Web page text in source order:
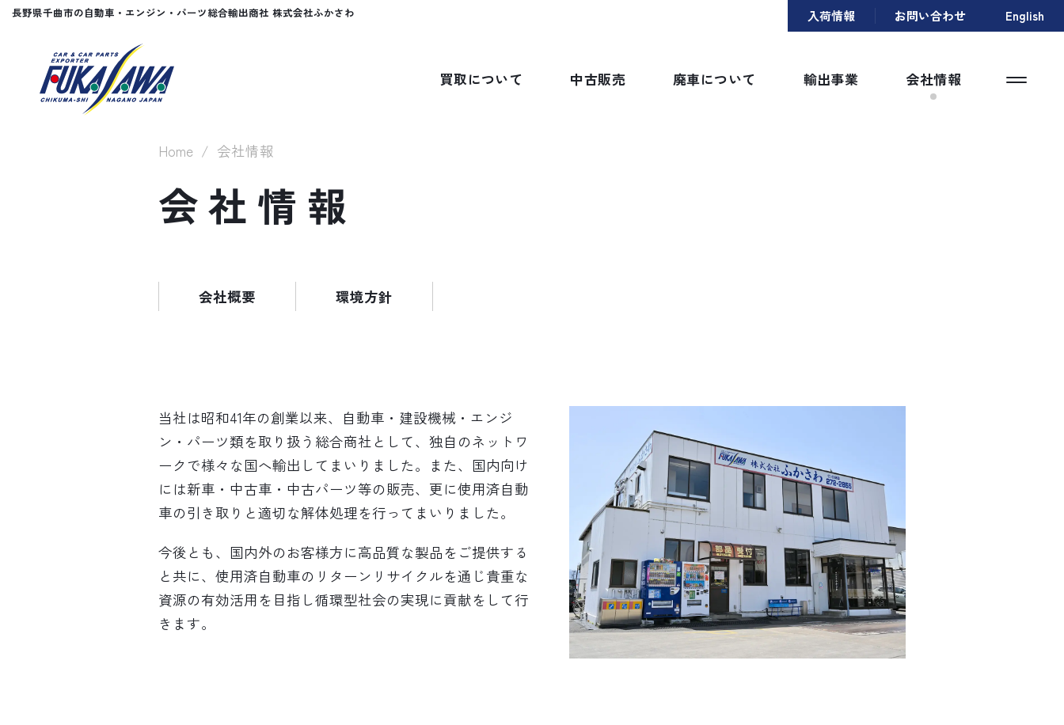
長野県千曲市の自動車・エンジン・パーツ総合輸出商社 株式会社ふかさわ 入荷情報 お問い合わせ English
買取について 中古販売 廃車について 輸出事業 会社情報
Home 会社情報
会社情報
会社概要 環境方針
当社は昭和41年の創業以来、自動車・建設機械・エンジ
ン・パーツ類を取り扱う総合商社として、独自のネットワ
ークで様々な国へ輸出してまいりました。また、国内向け
には新車・中古車・中古パーツ等の販売、更に使用済自動
車の引き取りと適切な解体処理を行ってまいりました。
今後とも、国内外のお客様方に高品質な製品をご提供する
と共に、使用済自動車のリターンリサイクルを通じ貴重な
資源の有効活用を目指し循環型社会の実現に貢献をして行
きます。